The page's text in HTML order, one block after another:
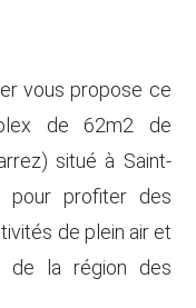
vous propose ce
de 62m2 de
situé à Saint-
pour profiter des
de plein air et
de la région des